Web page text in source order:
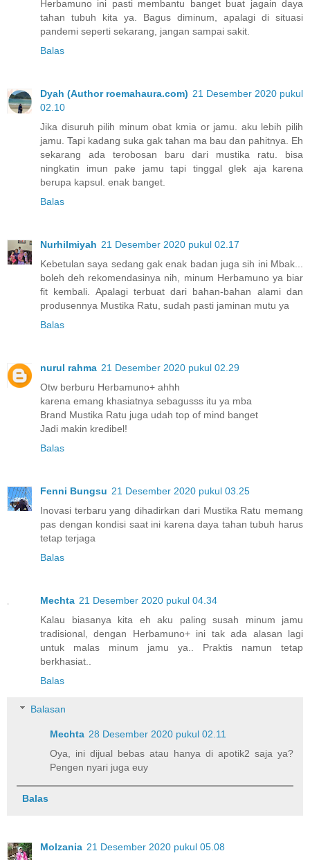
Herbamuno ini pasti membantu banget buat jagain daya
tahan tubuh kita ya. Bagus diminum, apalagi di situasi
pandemi seperti sekarang, jangan sampai sakit.
Balas
Dyah (Author roemahaura.com) 21 Desember 2020 pukul
02.10
Jika disuruh pilih minum obat kmia or jamu. aku lebih pilih
jamu. Tapi kadang suka gak tahan ma bau dan pahitnya. Eh
sekarang ada terobosan baru dari mustika ratu. bisa
ningkatin imun pake jamu tapi tinggal glek aja karena
berupa kapsul. enak banget.
Balas
Nurhilmiyah 21 Desember 2020 pukul 02.17
Kebetulan saya sedang gak enak badan juga sih ini Mbak...
boleh deh rekomendasinya nih, minum Herbamuno ya biar
fit kembali. Apalagi terbuat dari bahan-bahan alami dan
produsennya Mustika Ratu, sudah pasti jaminan mutu ya
Balas
nurul rahma 21 Desember 2020 pukul 02.29
Otw berburu Herbamuno+ ahhh
karena emang khasiatnya sebagusss itu ya mba
Brand Mustika Ratu juga udah top of mind banget
Jadi makin kredibel!
Balas
Fenni Bungsu 21 Desember 2020 pukul 03.25
Inovasi terbaru yang dihadirkan dari Mustika Ratu memang
pas dengan kondisi saat ini karena daya tahan tubuh harus
tetap terjaga
Balas
Mechta 21 Desember 2020 pukul 04.34
Kalau biasanya kita eh aku paling susah minum jamu
tradisional, dengan Herbamuno+ ini tak ada alasan lagi
untuk malas minum jamu ya.. Praktis namun tetap
berkhasiat..
Balas
Balasan
Mechta 28 Desember 2020 pukul 02.11
Oya, ini dijual bebas atau hanya di apotik2 saja ya?
Pengen nyari juga euy
Balas
Molzania 21 Desember 2020 pukul 05.08